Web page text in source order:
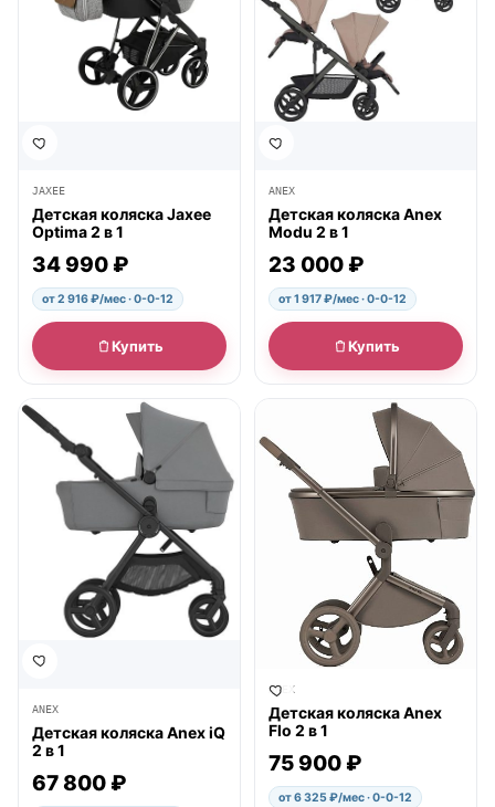
JAXEE
Детская коляска Jaxee
Optima 2 в 1
34 990 ₽
от 2 916 ₽/мес · 0-0-12
Купить
ANEX
Детская коляска Anex
Modu 2 в 1
23 000 ₽
от 1 917 ₽/мес · 0-0-12
Купить
● в наличии
ANEX
Детская коляска Anex iQ
2 в 1
67 800 ₽
ANEX
Детская коляска Anex
Flo 2 в 1
75 900 ₽
от 6 325 ₽/мес · 0-0-12